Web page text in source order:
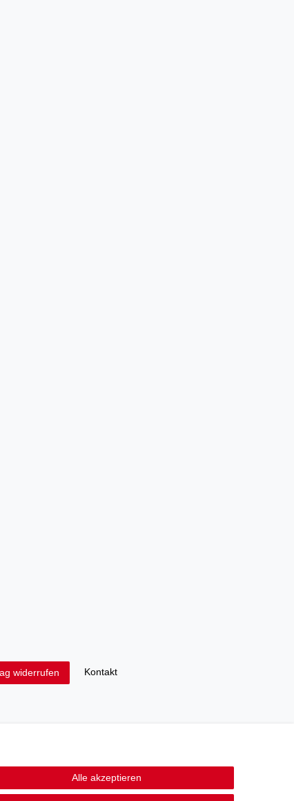
widerrufen Kontakt
Alle akzeptieren